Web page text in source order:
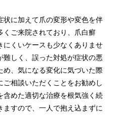
状に加えて爪の変形や変色を伴
くご来院されており、爪白癬
にくいケースも少なくありませ
難しく、誤った対処が症状の悪
め、気になる変化に気づいた際
ご相談いただくことをお勧めし
含めた適切な治療を根気強く続
ますので、一人で抱え込まずに